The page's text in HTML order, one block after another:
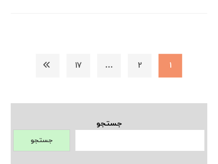
1
2
…
17
جستجو
جستجو